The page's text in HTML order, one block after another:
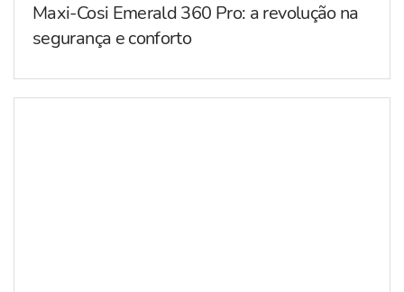
Maxi-Cosi Emerald 360 Pro: a revolução na
segurança e conforto